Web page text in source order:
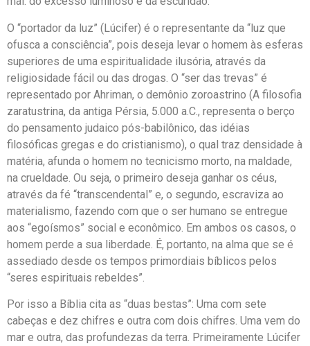
O “portador da luz” (Lúcifer) é o representante da “luz que
ofusca a consciência”, pois deseja levar o homem às esferas
superiores de uma espiritualidade ilusória, através da
religiosidade fácil ou das drogas. O “ser das trevas” é
representado por Ahriman, o demônio zoroastrino (A filosofia
zaratustrina, da antiga Pérsia, 5.000 a.C., representa o berço
do pensamento judaico pós-babilônico, das idéias
filosóficas gregas e do cristianismo), o qual traz densidade à
matéria, afunda o homem no tecnicismo morto, na maldade,
na crueldade. Ou seja, o primeiro deseja ganhar os céus,
através da fé “transcendental” e, o segundo, escraviza ao
materialismo, fazendo com que o ser humano se entregue
aos “egoísmos” social e econômico. Em ambos os casos, o
homem perde a sua liberdade. É, portanto, na alma que se é
assediado desde os tempos primordiais bíblicos pelos
“seres espirituais rebeldes”.
Por isso a Bíblia cita as “duas bestas”: Uma com sete
cabeças e dez chifres e outra com dois chifres. Uma vem do
mar e outra, das profundezas da terra. Primeiramente Lúcifer